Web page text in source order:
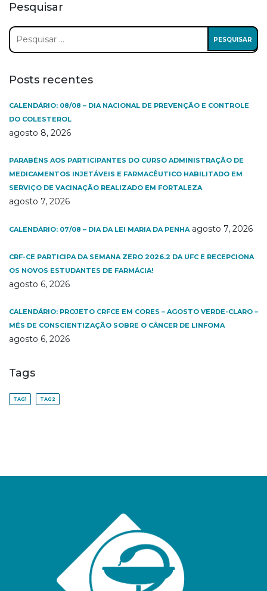
Pesquisar
Pesquisar
por:
Posts recentes
CALENDÁRIO: 08/08 – DIA NACIONAL DE PREVENÇÃO E CONTROLE
DO COLESTEROL
agosto 8, 2026
PARABÉNS AOS PARTICIPANTES DO CURSO ADMINISTRAÇÃO DE
MEDICAMENTOS INJETÁVEIS E FARMACÊUTICO HABILITADO EM
SERVIÇO DE VACINAÇÃO REALIZADO EM FORTALEZA
agosto 7, 2026
CALENDÁRIO: 07/08 – DIA DA LEI MARIA DA PENHA agosto 7, 2026
CRF-CE PARTICIPA DA SEMANA ZERO 2026.2 DA UFC E RECEPCIONA
OS NOVOS ESTUDANTES DE FARMÁCIA!
agosto 6, 2026
CALENDÁRIO: PROJETO CRFCE EM CORES – AGOSTO VERDE-CLARO –
MÊS DE CONSCIENTIZAÇÃO SOBRE O CÂNCER DE LINFOMA
agosto 6, 2026
Tags
TAG1 TAG2